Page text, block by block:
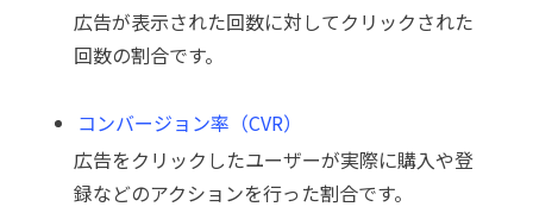
広告が表示された回数に対してクリックされた
回数の割合です。
コンバージョン率（CVR）
広告をクリックしたユーザーが実際に購入や登
録などのアクションを行った割合です。